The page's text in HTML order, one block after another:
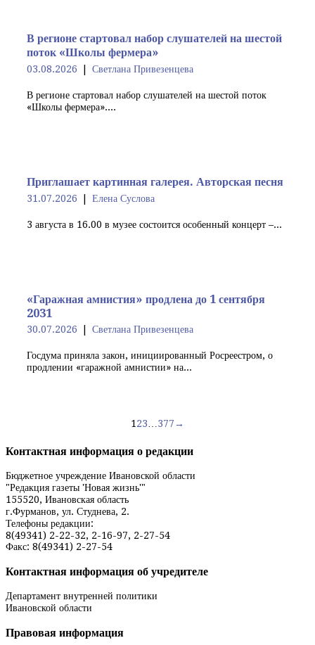
В регионе стартовал набор слушателей на шестой
поток «Школы фермера»
03.08.2026 Светлана Привезенцева
В регионе стартовал набор слушателей на шестой поток
«Школы фермера»....
Приглашает картинная галерея. Авторская песня
31.07.2026 Елена Суслова
3 августа в 16.00 в музее состоится особенный концерт –...
«Гаражная амнистия» продлена до 1 сентября
2031
30.07.2026 Светлана Привезенцева
Госдума приняла закон, инициированный Росреестром, о
продлении «гаражной амнистии» на...
по
123 377→
Контактная информация о редакции
Бюджетное учреждение Ивановской области
"Редакция газеты 'Новая жизнь'"
155520, Ивановская область
г.Фурманов, ул. Студнева, 2.
Телефоны редакции:
8(49341) 2-22-32, 2-16-97, 2-27-54
Факс: 8(49341) 2-27-54
Контактная информация об учредителе
Департамент внутренней политики
Ивановской области
Правовая информация